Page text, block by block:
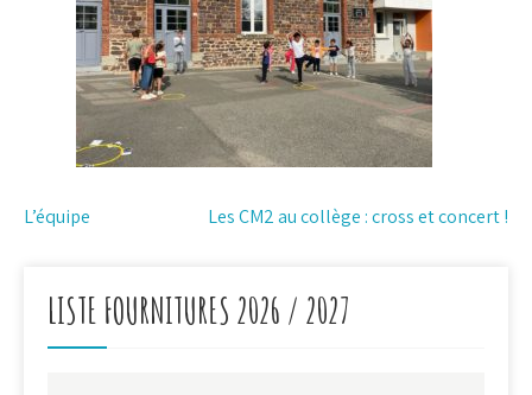
Navigation
l’article
L’équipe Les CM2 au collège : cross et concert !
LISTE FOURNITURES 2026 / 2027